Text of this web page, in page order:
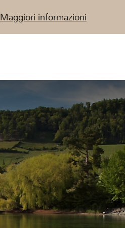
Maggiori informazioni